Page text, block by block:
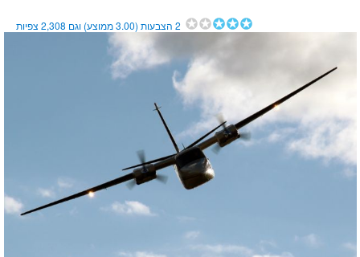
2הצבעות (3.00ממוצע) וגם 2,308צפיות